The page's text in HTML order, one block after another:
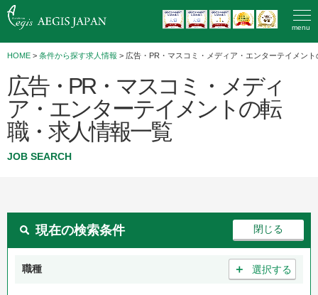
menu
HOME > 条件から探す求人情報 > 広告・PR・マスコミ・メディア・エンターテイメント
広告・PR・マスコミ・メディ
ア・エンターテイメントの転
職・求人情報一覧
JOB SEARCH
現在の検索条件
職種 ＋ 選択する